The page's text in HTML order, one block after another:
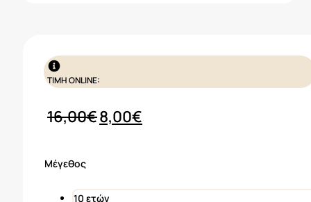
ΤΙΜΗ ONLINE:
16,00€Original
8,00€
Μέγεθος
10 ετών